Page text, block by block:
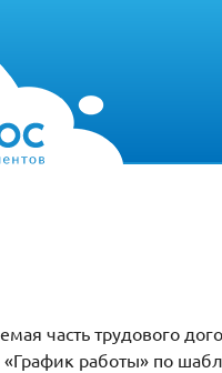
часть трудового
«График работы» по